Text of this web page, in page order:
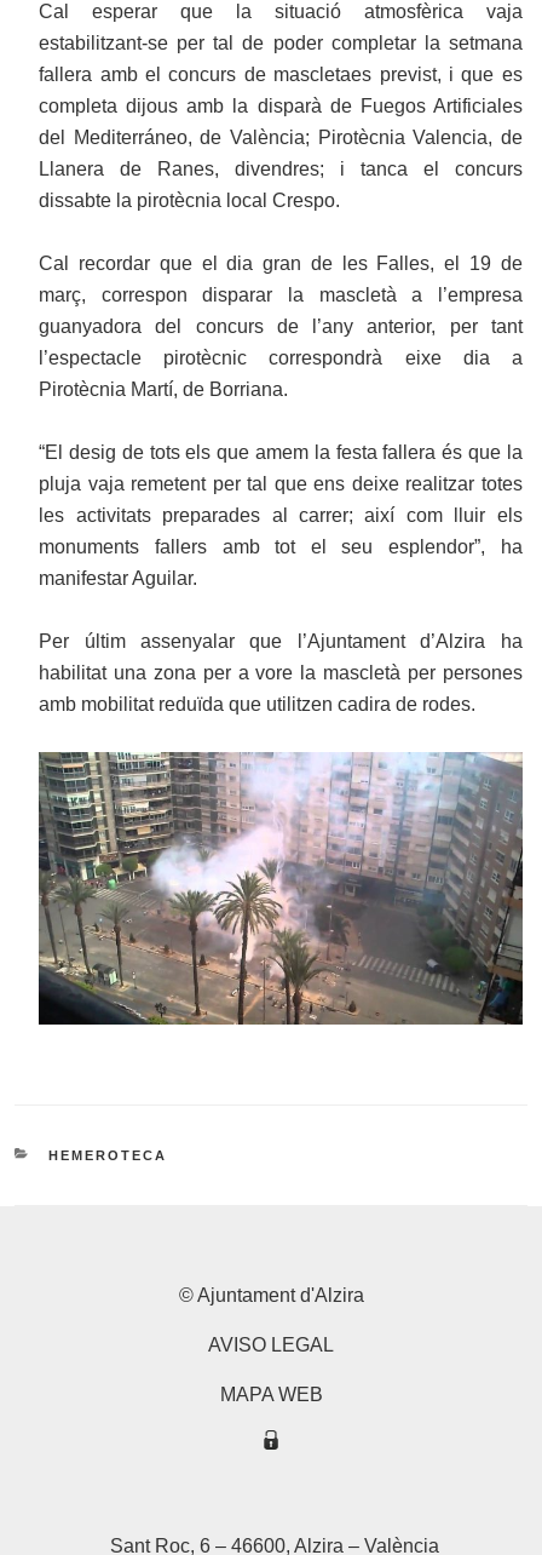
Cal esperar que la situació atmosfèrica vaja
estabilitzant-se per tal de poder completar la setmana
fallera amb el concurs de mascletaes previst, i que es
completa dijous amb la disparà de Fuegos Artificiales
del Mediterráneo, de València; Pirotècnia Valencia, de
Llanera de Ranes, divendres; i tanca el concurs
dissabte la pirotècnia local Crespo.
Cal recordar que el dia gran de les Falles, el 19 de
març, correspon disparar la mascletà a l’empresa
guanyadora del concurs de l’any anterior, per tant
l’espectacle pirotècnic correspondrà eixe dia a
Pirotècnia Martí, de Borriana.
“El desig de tots els que amem la festa fallera és que la
pluja vaja remetent per tal que ens deixe realitzar totes
les activitats preparades al carrer; així com lluir els
monuments fallers amb tot el seu esplendor”, ha
manifestar Aguilar.
Per últim assenyalar que l’Ajuntament d’Alzira ha
habilitat una zona per a vore la mascletà per persones
amb mobilitat reduïda que utilitzen cadira de rodes.
CATEGORÍAS
HEMEROTECA
© Ajuntament d'Alzira
AVISO LEGAL
MAPA WEB
Sant Roc, 6 – 46600, Alzira – València